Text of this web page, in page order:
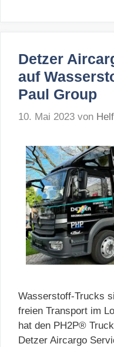
Detzer
auf
Paul Group
10. Mai 2023 von
Wasserstoff-Trucks
freien Transport im
hat den PH2P®
Detzer Aircargo